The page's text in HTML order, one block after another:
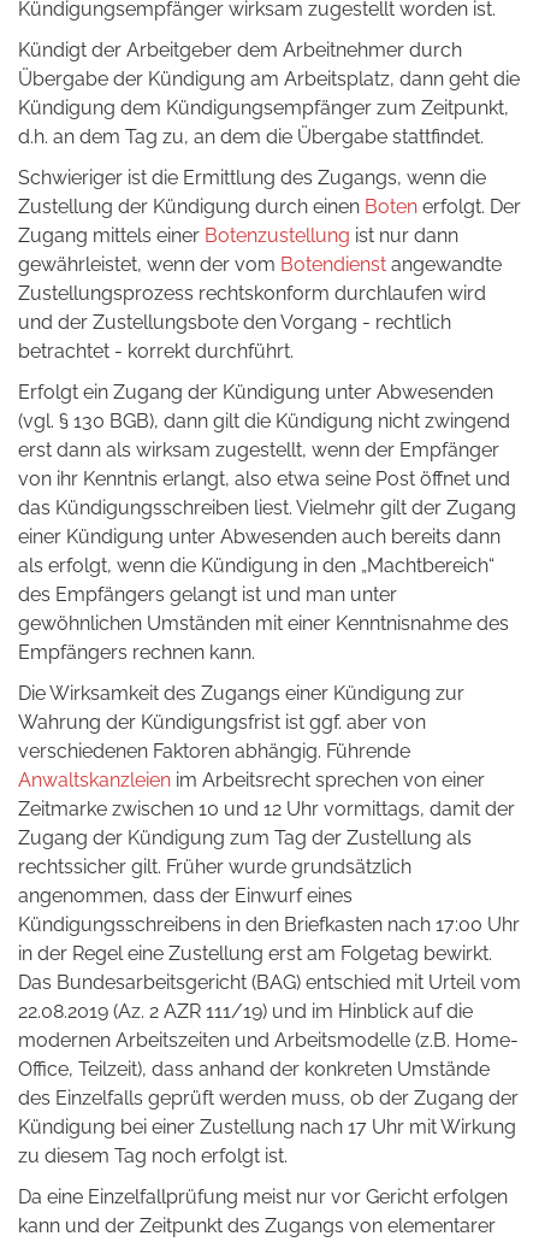
Kündigungsempfänger wirksam zugestellt worden ist.
Kündigt der Arbeitgeber dem Arbeitnehmer durch
Übergabe der Kündigung am Arbeitsplatz, dann geht die
Kündigung dem Kündigungsempfänger zum Zeitpunkt,
d.h. an dem Tag zu, an dem die Übergabe stattfindet.
Schwieriger ist die Ermittlung des Zugangs, wenn die
Zustellung der Kündigung durch einen Boten erfolgt. Der
Zugang mittels einer Botenzustellung ist nur dann
gewährleistet, wenn der vom Botendienst angewandte
Zustellungsprozess rechtskonform durchlaufen wird
und der Zustellungsbote den Vorgang - rechtlich
betrachtet - korrekt durchführt.
Erfolgt ein Zugang der Kündigung unter Abwesenden
(vgl. § 130 BGB), dann gilt die Kündigung nicht zwingend
erst dann als wirksam zugestellt, wenn der Empfänger
von ihr Kenntnis erlangt, also etwa seine Post öffnet und
das Kündigungsschreiben liest. Vielmehr gilt der Zugang
einer Kündigung unter Abwesenden auch bereits dann
als erfolgt, wenn die Kündigung in den „Machtbereich“
des Empfängers gelangt ist und man unter
gewöhnlichen Umständen mit einer Kenntnisnahme des
Empfängers rechnen kann.
Die Wirksamkeit des Zugangs einer Kündigung zur
Wahrung der Kündigungsfrist ist ggf. aber von
verschiedenen Faktoren abhängig. Führende
Anwaltskanzleien im Arbeitsrecht sprechen von einer
Zeitmarke zwischen 10 und 12 Uhr vormittags, damit der
Zugang der Kündigung zum Tag der Zustellung als
rechtssicher gilt. Früher wurde grundsätzlich
angenommen, dass der Einwurf eines
Kündigungsschreibens in den Briefkasten nach 17:00 Uhr
in der Regel eine Zustellung erst am Folgetag bewirkt.
Das Bundesarbeitsgericht (BAG) entschied mit Urteil vom
22.08.2019 (Az. 2 AZR 111/19) und im Hinblick auf die
modernen Arbeitszeiten und Arbeitsmodelle (z.B. Home-
Office, Teilzeit), dass anhand der konkreten Umstände
des Einzelfalls geprüft werden muss, ob der Zugang der
Kündigung bei einer Zustellung nach 17 Uhr mit Wirkung
zu diesem Tag noch erfolgt ist.
Da eine Einzelfallprüfung meist nur vor Gericht erfolgen
kann und der Zeitpunkt des Zugangs von elementarer